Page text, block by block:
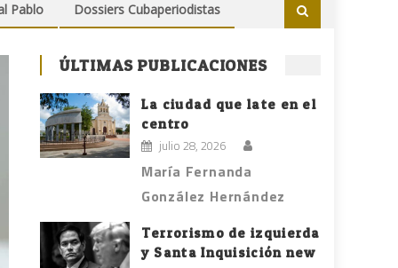
Pablo Dossiers Cubaperiodistas
ÚLTIMAS PUBLICACIONES
La ciudad que late en el
centro
julio 28, 2026
María Fernanda
González Hernández
Terrorismo de izquierda
y Santa Inquisición new